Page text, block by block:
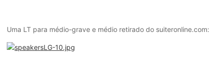
Uma LT para médio-grave e médio retirado do suiteronline.com: